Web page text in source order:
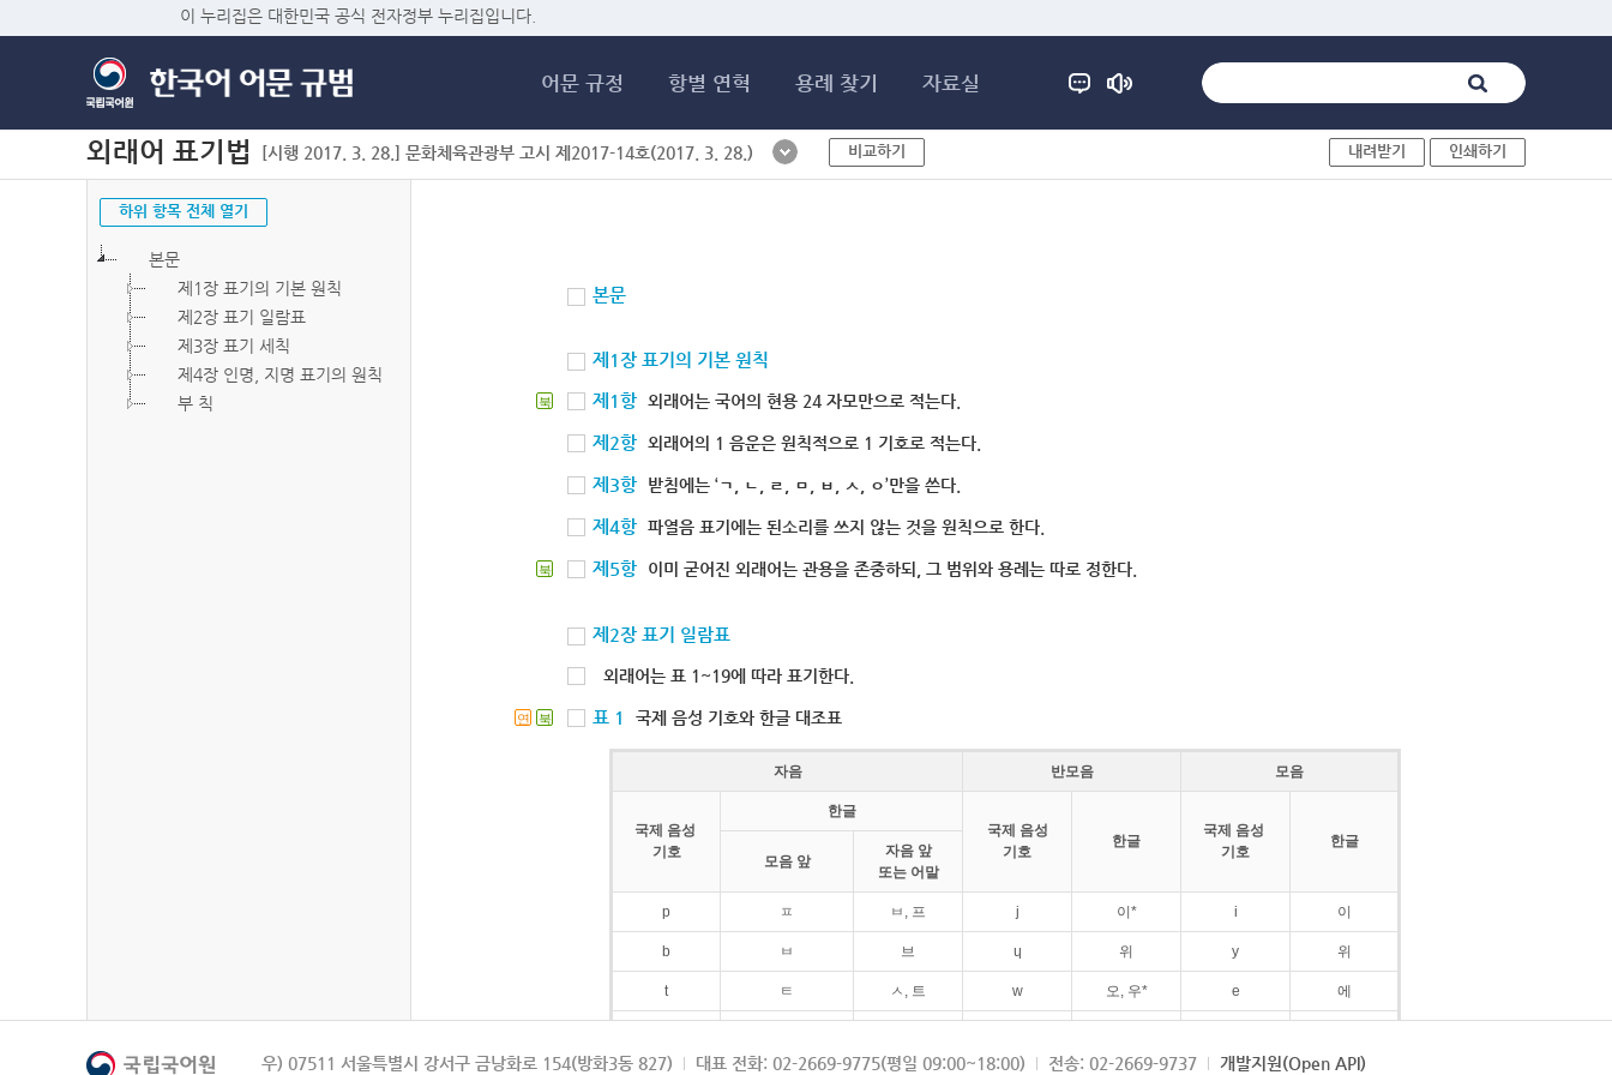
이 누리집은 대한민국 공식 전자정부 누리집입니다.
어문 규정 항별 연혁 용례 찾기 자료실
외래어 표기법 [시행 2017. 3. 28.] 문화체육관광부 고시 제2017-14호(2017. 3. 28.) 비교하기 내려받기 인쇄하기
하위 항목 전체 열기
본문
제1장 표기의 기본 원칙
제2장 표기 일람표
제3장 표기 세칙
제4장 인명, 지명 표기의 원칙
부 칙
본문
제1장 표기의 기본 원칙
북 제1항 외래어는 국어의 현용 24 자모만으로 적는다.
제2항 외래어의 1 음운은 원칙적으로 1 기호로 적는다.
제3항 받침에는 ‘ㄱ, ㄴ, ㄹ, ㅁ, ㅂ, ㅅ, ㅇ’만을 쓴다.
제4항 파열음 표기에는 된소리를 쓰지 않는 것을 원칙으로 한다.
북 제5항 이미 굳어진 외래어는 관용을 존중하되, 그 범위와 용례는 따로 정한다.
제2장 표기 일람표
외래어는 표 1~19에 따라 표기한다.
연 북 표 1 국제 음성 기호와 한글 대조표
자음 반모음 모음
국제 음성
기호
한글
국제 음성
기호
한글
국제 음성
기호
한글
모음 앞
자음 앞
또는 어말
p ㅍ ㅂ, 프 j 이* i 이
b ㅂ 브 ɥ 위 y 위
t ㅌ ㅅ, 트 w 오, 우* e 에
k ㅋ ㄱ, 크 ɛ 에
우) 07511 서울특별시 강서구 금낭화로 154(방화3동 827) 대표 전화: 02-2669-9775(평일 09:00~18:00) 전송: 02-2669-9737 개발지원(Open API)